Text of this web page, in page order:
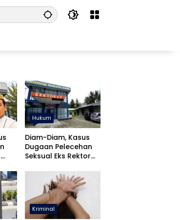
Hukum
Diam-Diam, Kasus
Dugaan Pelecehan
Seksual Eks Rektor
Kriminal